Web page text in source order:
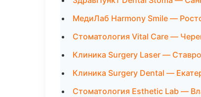
МедиЛаб Harmony Smile —
Стоматология Vital Care —
Клиника Surgery Laser —
Клиника Surgery Dental —
Стоматология Esthetic Lab —